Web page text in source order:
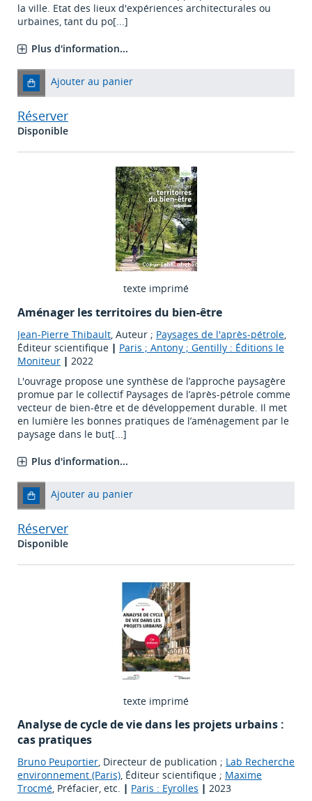
la ville. Etat des lieux d'expériences architecturales ou
urbaines, tant du po[...]
Plus d'information...
Ajouter au panier
Réserver
Disponible
texte imprimé
Aménager les territoires du bien-être
Jean-Pierre Thibault, Auteur ; Paysages de l'après-pétrole,
Éditeur scientifique | Paris ; Antony ; Gentilly : Éditions le
Moniteur | 2022
L'ouvrage propose une synthèse de l’approche paysagère
promue par le collectif Paysages de l’après-pétrole comme
vecteur de bien-être et de développement durable. Il met
en lumière les bonnes pratiques de l’aménagement par le
paysage dans le but[...]
Plus d'information...
Ajouter au panier
Réserver
Disponible
texte imprimé
Analyse de cycle de vie dans les projets urbains :
cas pratiques
Bruno Peuportier, Directeur de publication ; Lab Recherche
environnement (Paris), Éditeur scientifique ; Maxime
Trocmé, Préfacier, etc. | Paris : Eyrolles | 2023